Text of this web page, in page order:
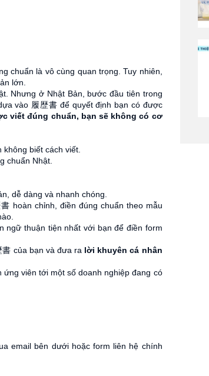
chuẩn là vô cùng quan trọng. Tuy nhiên,
lớn.
Nhưng ở Nhật Bản, bước đầu tiên trong
vào 履歴書 để quyết định bạn có được
viết đúng chuẩn, bạn sẽ không có cơ
biết cách viết.
chuẩn Nhật.
dễ dàng và nhanh chóng.
hoàn chỉnh, điền đúng chuẩn theo mẫu
ngữ thuận tiện nhất với bạn để điền form
của bạn và đưa ra lời khuyên cá nhân
viên tới một số doanh nghiệp đang có
email bên dưới hoặc form liên hệ chính